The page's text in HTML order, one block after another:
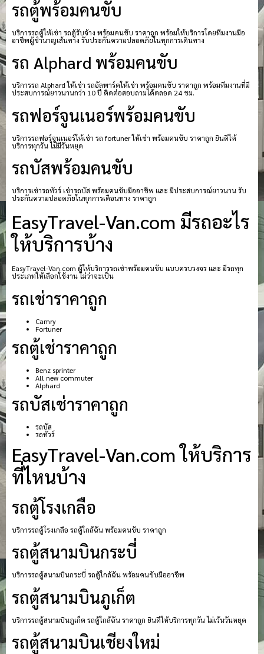
รถตู้พร้อมคนขับ
บริการรถตู้ให้เช่า รถตู้รับจ้าง พร้อมคนขับ ราคาถูก พร้อมให้บริการโดยทีมงานมือ
อาชีพผู้ชำนาญเส้นทาง รับประกันความปลอดภัยในทุกการเดินทาง
รถ Alphard พร้อมคนขับ
บริการรถ Alphard ให้เช่า รถอัลพาร์ดให้เช่า พร้อมคนขับ ราคาถูก พร้อมทีมงานที่มี
ประสบการณ์ยาวนานกว่า 10 ปี ติดต่อสอบถามได้ตลอด 24 ชม.
รถฟอร์จูนเนอร์พร้อมคนขับ
บริการรถฟอร์จูนเนอร์ให้เช่า รถ fortuner ให้เช่า พร้อมคนขับ ราคาถูก ยินดีให้
บริการทุกวัน ไม่มีวันหยุด
รถบัสพร้อมคนขับ
บริการเช่ารถทัวร์ เช่ารถบัส พร้อมคนขับมืออาชีพ และ มีประสบการณ์ยาวนาน รับ
ประกันความปลอดภัยในทุกการเดือนทาง ราคาถูก
EasyTravel-Van.com มีรถอะไร
ให้บริการบ้าง
EasyTravel-Van.com ผู้ให้บริการรถเช่าพร้อมคนขับ แบบครบวงจร และ มีรถทุก
ประเภทให้เลือกใช้งาน ไม่ว่าจะเป็น
รถเช่าราคาถูก
Camry
Fortuner
รถตู้เช่าราคาถูก
Benz sprinter
All new commuter
Alphard
รถบัสเช่าราคาถูก
รถบัส
รถทัวร์
EasyTravel-Van.com ให้บริการ
ที่ไหนบ้าง
รถตู้โรงเกลือ
บริการรถตู้โรงเกลือ รถตู้ใกล้ฉัน พร้อมคนขับ ราคาถูก
รถตู้สนามบินกระบี่
บริการรถตู้สนามบินกระบี่ รถตู้ใกล้ฉัน พร้อมคนขับมืออาชีพ
รถตู้สนามบินภูเก็ต
บริการรถตู้สนามบินภูเก็ต รถตู้ใกล้ฉัน ราคาถูก ยินดีให้บริการทุกวัน ไม่เว้นวันหยุด
รถตู้สนามบินเชียงใหม่